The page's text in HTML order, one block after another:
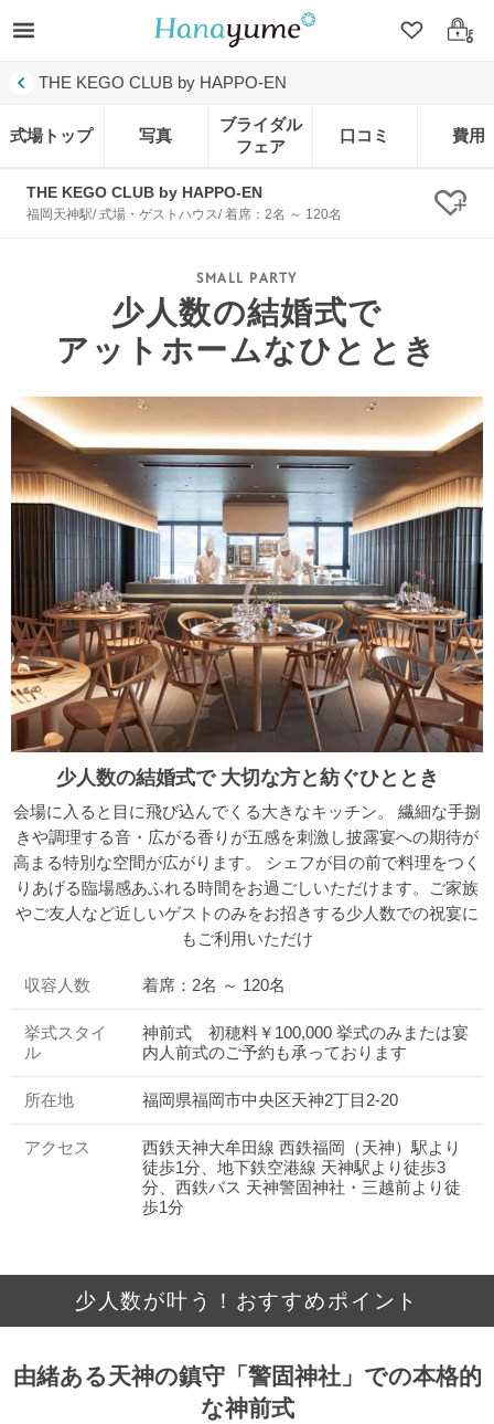
クリップ
ログ
THE KEGO CLUB by HAPPO-EN
式場トップ 写真
ブライダル
フェア
口コミ 費用
THE KEGO CLUB by HAPPO-EN
福岡天神駅/ 式場・ゲストハウス/ 着席：2名 ～ 120名 ク
少人数の結婚式で
アットホームなひととき
少人数の結婚式で 大切な方と紡ぐひととき
会場に入ると目に飛び込んでくる大きなキッチン。 繊細な手捌
きや調理する音・広がる香りが五感を刺激し披露宴への期待が
高まる特別な空間が広がります。 シェフが目の前で料理をつく
りあげる臨場感あふれる時間をお過ごしいただけます。ご家族
やご友人など近しいゲストのみをお招きする少人数での祝宴に
もご利用いただけ
収容人数 着席：2名 ～ 120名
挙式スタイ
ル
神前式 初穂料￥100,000 挙式のみまたは宴
内人前式のご予約も承っております
所在地 福岡県福岡市中央区天神2丁目2-20
アクセス
西鉄天神大牟田線 西鉄福岡（天神）駅より
徒歩1分、地下鉄空港線 天神駅より徒歩3
分、西鉄バス 天神警固神社・三越前より徒
歩1分
少人数が叶う！おすすめポイント
由緒ある天神の鎮守「警固神社」での本格的
な神前式